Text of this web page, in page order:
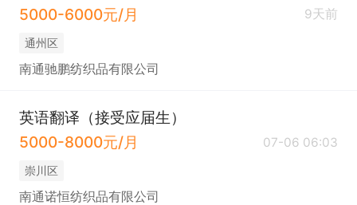
5000-6000元/月
9天前
通州区
南通驰鹏纺织品有限公司
英语翻译（接受应届生）
5000-8000元/月
07-06 06:03
崇川区
南通诺恒纺织品有限公司